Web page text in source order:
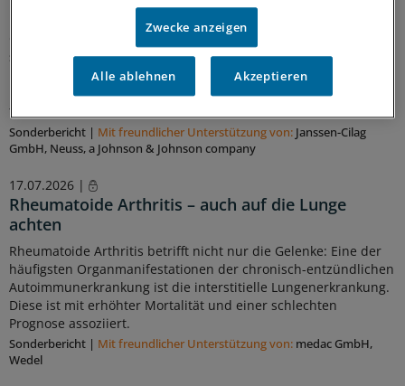
Cilta-cel setzt Standards im ersten Rezidiv
Gegen das B-Zell-Reifungsantigen (BCMA) gerichtete Therapien
sind heute ein zentraler Bestandteil der Behandlung des
rezidivierten/refraktären Multiplen Myeloms (RRMM). Die
BCMA-gerichtete CAR-T-Zelltherapie rückt dabei weiter in
frühere Therapielinien vor.
Sonderbericht | Mit freundlicher Unterstützung von: Janssen-Cilag
GmbH, Neuss, a Johnson & Johnson company
17.07.2026 |
Rheumatoide Arthritis – auch auf die Lunge
achten
Rheumatoide Arthritis betrifft nicht nur die Gelenke: Eine der
häufigsten Organmanifestationen der chronisch-entzündlichen
Autoimmunerkrankung ist die interstitielle Lungenerkrankung.
Diese ist mit erhöhter Mortalität und einer schlechten
Prognose assoziiert.
Sonderbericht | Mit freundlicher Unterstützung von: medac GmbH,
Wedel
Zwecke anzeigen
Alle ablehnen Akzeptieren